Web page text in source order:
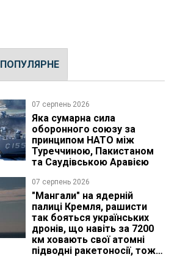
ПОПУЛЯРНЕ
07 серпень 2026
Яка сумарна сила
оборонного союзу за
принципом НАТО між
Туреччиною, Пакистаном
та Саудівською Аравією
07 серпень 2026
"Мангали" на ядерній
палиці Кремля, рашисти
так бояться українських
дронів, що навіть за 7200
км ховають свої атомні
підводні ракетоносії, тож